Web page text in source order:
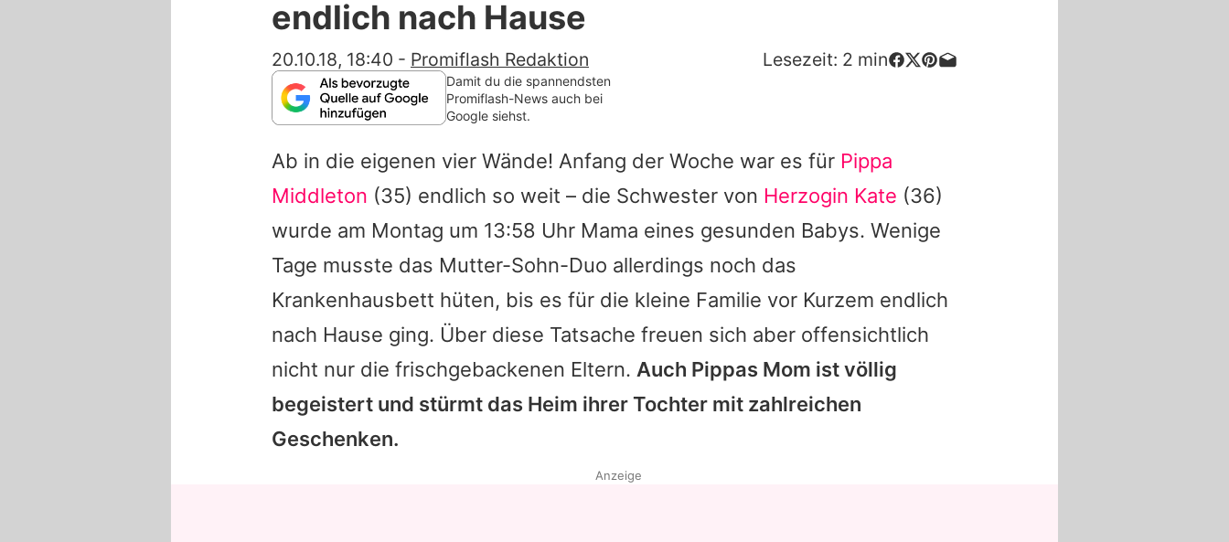
Utiq verwalten
endlich nach Hause
20.10.18, 18:40 - Promiflash Redaktion Lesezeit: 2 min
Damit du die spannendsten
Promiflash-News auch bei
Google siehst.
Ab in die eigenen vier Wände! Anfang der Woche war es für Pippa
Middleton (35) endlich so weit – die Schwester von Herzogin Kate (36)
wurde am Montag um 13:58 Uhr Mama eines gesunden Babys. Wenige
Tage musste das Mutter-Sohn-Duo allerdings noch das
Krankenhausbett hüten, bis es für die kleine Familie vor Kurzem endlich
nach Hause ging. Über diese Tatsache freuen sich aber offensichtlich
nicht nur die frischgebackenen Eltern. Auch Pippas Mom ist völlig
begeistert und stürmt das Heim ihrer Tochter mit zahlreichen
Geschenken.
Anzeige